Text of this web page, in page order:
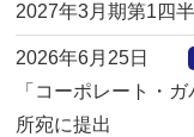
2027年3月期第1四
2026年6月25日
「コーポレート・
所宛に提出